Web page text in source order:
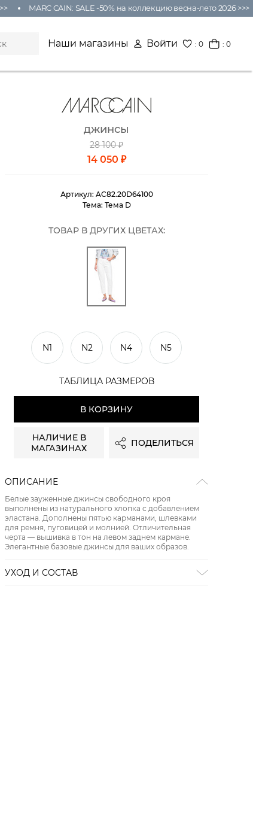
MARC CAIN: SALE -50% на коллекцию весна-лето 2026 >>>
Наши магазины Войти :0 : 0
джинсы
28 100 ₽
14 050 ₽
Артикул: AC82.20D64100
Тема: Тема D
ТОВАР В ДРУГИХ ЦВЕТАХ:
N1 N2 N4 N5
ТАБЛИЦА РАЗМЕРОВ
В КОРЗИНУ
НАЛИЧИЕ В
МАГАЗИНАХ
ПОДЕЛИТЬСЯ
ОПИСАНИЕ
Белые зауженные джинсы свободного кроя
выполнены из натурального хлопка с добавлением
эластана. Дополнены пятью карманами, шлевками
для ремня, пуговицей и молнией. Отличительная
черта — вышивка в тон на левом заднем кармане.
Элегантные базовые джинсы для ваших образов.
УХОД И СОСТАВ